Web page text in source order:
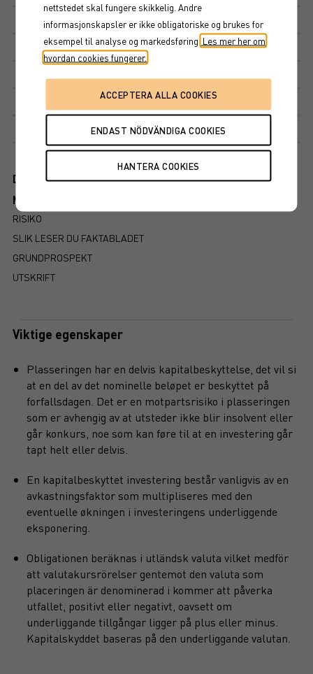
Multippel 10 000 SEK
Tegningskurs
Avkastningsfaktor
NASDAQ STOCKHOLM AB
Dokument
Mer information om produkten
RISIKO
SLIK LESER DU FAKTABLADET
GRUNDPROSPEKT
UTSKRIFT
Viktige egenskaper
Plasseringen har en delvis kapitalbeskyttelse, det vil si
at en del av det nominelle beløpet er beskyttet på
forfallsdagen. Det er en motpartsrisiko i plasseringen
som er avhengig av at utsteder ikke blir insolvent eller
går konkurs, noe som kan føre til at en investering går
tapt helt eller delvis.
En kapitalbeskyttet investering består vanligvis av en
avkastningsfaktor som multipliseres med den
eventuelle økningen i investeringens underliggende
eksponering.
Obligationen beräknas i utländsk valuta vilket medför
att valutakursrörelser gentemot den valuta som
placeringen är denominerad i kommer att påverka
utfallet, positivt eller negativt, oavsett om
underliggande tillgångar ligger på plus eller minus.
Kapitalskyddet baseras på den underliggande valutan.
nettstedet skal fungere skikkelig. Andre
informasjonskapsler er ikke obligatoriske og brukes for
eksempel til analyse og markedsføring. Les mer her om
hvordan cookies fungerer.